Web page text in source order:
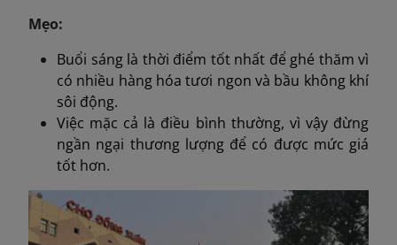
Mẹo:
Buổi sáng là thời điểm tốt nhất để ghé thăm vì
có nhiều hàng hóa tươi ngon và bầu không khí
sôi động.
Việc mặc cả là điều bình thường, vì vậy đừng
ngần ngại thương lượng để có được mức giá
tốt hơn.